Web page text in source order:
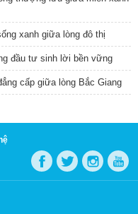
xanh giữa lòng đô thị
đầu tư sinh lời bền vững
cấp giữa lòng Bắc Giang